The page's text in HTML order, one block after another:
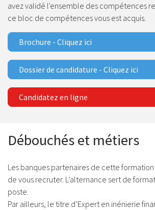
avez validé l'ensemble des compétences
ce bloc de compétences vous est acquis.
Brochure - Cliquez ici
Dossier de candidature - Cliquez ici
Candidatez en ligne
Débouchés et métiers
Les banques partenaires de cette
de vous recruter. L’alternance sert de
poste.
Par ailleurs, le titre d’Expert en inénierie